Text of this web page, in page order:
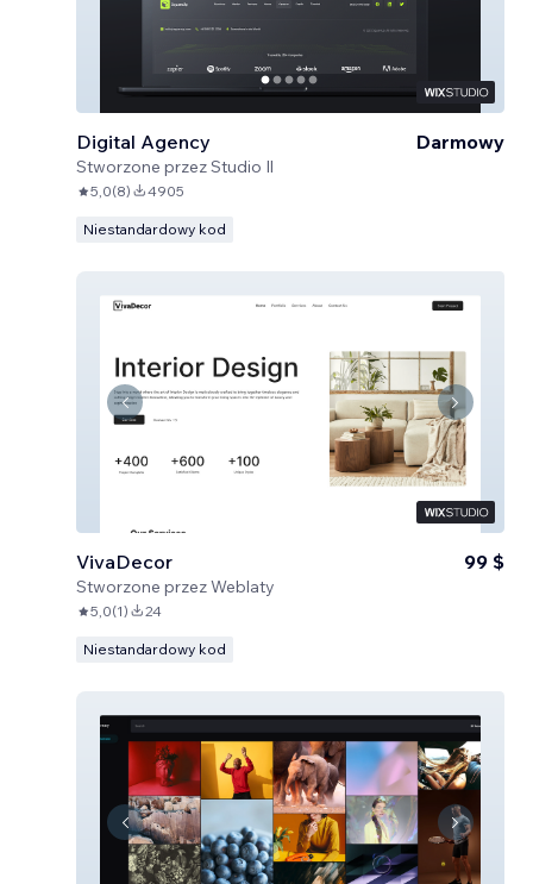
Digital Agency
Stworzone przezStudio Il
Darmowy
5,0(8) 4905
Niestandardowy kod
VivaDecor
Stworzone przezWeblaty
99 $
5,0(1) 24
Niestandardowy kod